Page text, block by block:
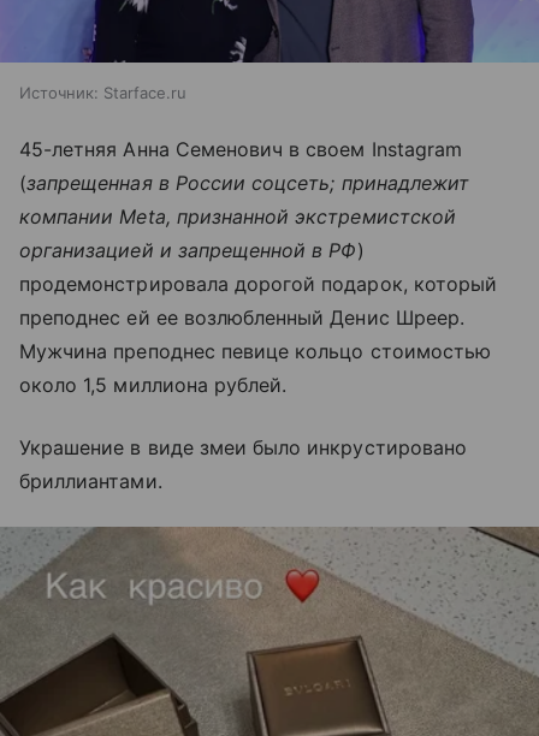
Источник: Starface.ru
45-летняя Анна Семенович в своем Instagram
(запрещенная в России соцсеть; принадлежит
компании Meta, признанной экстремистской
организацией и запрещенной в РФ)
продемонстрировала дорогой подарок, который
преподнес ей ее возлюбленный Денис Шреер.
Мужчина преподнес певице кольцо стоимостью
около 1,5 миллиона рублей.
Украшение в виде змеи было инкрустировано
бриллиантами.